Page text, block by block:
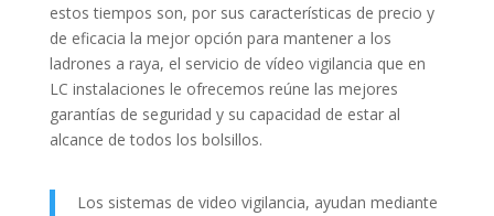
estos tiempos son, por sus características de precio y
de eficacia la mejor opción para mantener a los
ladrones a raya, el servicio de vídeo vigilancia que en
LC instalaciones le ofrecemos reúne las mejores
garantías de seguridad y su capacidad de estar al
alcance de todos los bolsillos.
Los sistemas de video vigilancia, ayudan mediante